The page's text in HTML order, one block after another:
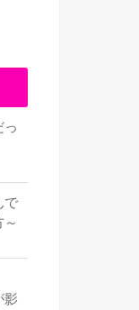
っ
で
影